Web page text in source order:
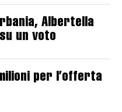
Albertella
un voto
per l’offerta